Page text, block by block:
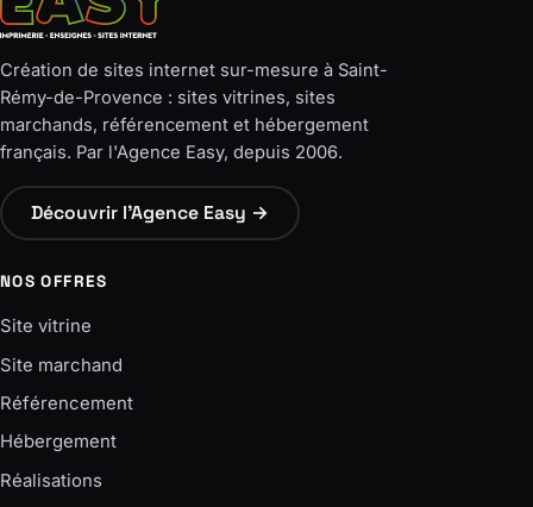
Création de sites internet sur-mesure à Saint-
Rémy-de-Provence : sites vitrines, sites
marchands, référencement et hébergement
français. Par l'Agence Easy, depuis 2006.
Découvrir l'Agence Easy →
NOS OFFRES
Site vitrine
Site marchand
Référencement
Hébergement
Réalisations